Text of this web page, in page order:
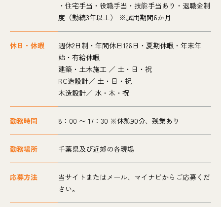
・住宅手当・役職手当・技能手当あり・退職金制
度（勤続3年以上） ※試用期間6か月
休日・休暇
週休2日制・年間休日126日・夏期休暇・年末年
始・有給休暇
建築・土木施工 ／ 土・日・祝
RC造設計／ 土・日・祝
木造設計／ 水・木・祝
勤務時間 8：00 〜 17：30 ※休憩90分、残業あり
勤務場所 千葉県及び近郊の各現場
応募方法
当サイトまたはメール、マイナビからご応募くだ
さい。